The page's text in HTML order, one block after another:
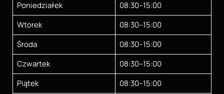
Poniedziałek
08:30–15:00
Wtorek
08:30–15:00
Środa
08:30–15:00
Czwartek
08:30–15:00
Piątek
08:30–15:00